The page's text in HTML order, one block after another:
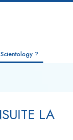
?
et la Scientologie
LA